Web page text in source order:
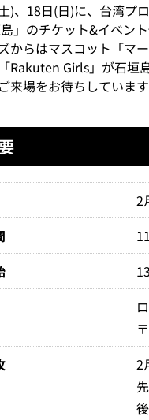
)、18日(日)に、台湾プ
」のチケット&イベン
からはマスコット「マ
Rakuten Girls」が石垣
来場をお待ちしています
2
2